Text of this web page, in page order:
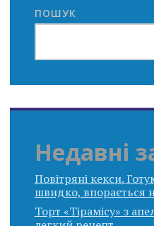
ПОШУК
Недавні
Повітряні кекси.
швидко, впорається
Торт «Тірамісу» з